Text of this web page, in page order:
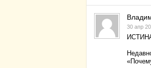
30 апр